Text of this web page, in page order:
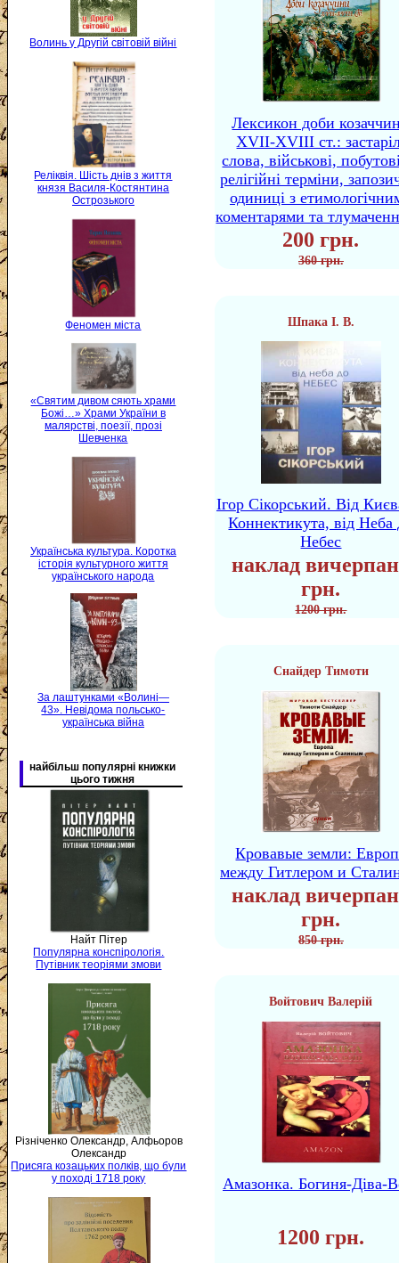
Волинь у Другій світовій війні
Реліквія. Шість днів з життя
князя Василя-Костянтина
Острозького
Феномен міста
«Святим дивом сяють храми
Божі…» Храми України в
малярстві, поезії, прозі
Шевченка
Українська культура. Коротка
історія культурного життя
українського народа
За лаштунками «Волині—
43». Невідома польсько-
українська війна
найбільш популярні книжки
цього тижня
Найт Пітер
Популярна конспірологія.
Путівник теоріями змови
Різніченко Олександр, Алфьоров
Олександр
Присяга козацьких полків, що були
у поході 1718 року
Лексикон доби
XVII-XVIII ст.:
слова, військові,
релігійні терміни,
одиниці з
коментарями та
200 грн.
360 грн.
Шпака І. В.
Ігор Сікорський. Від
Коннектикута, від Неба
Небес
наклад
грн.
1200 грн.
Снайдер Тимоти
Кровавые земли:
между Гитлером и
наклад
грн.
850 грн.
Войтович Валерій
Амазонка. Богиня-Діва-
1200 грн.